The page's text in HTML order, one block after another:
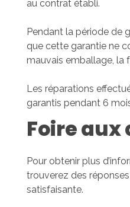
au contrat établi.
Pendant la période de
que cette garantie ne
mauvais emballage, la
Les réparations
garantis pendant 6
Foire
Pour obtenir plus
trouverez des
satisfaisante.